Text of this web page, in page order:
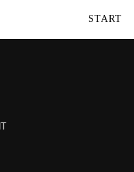
START